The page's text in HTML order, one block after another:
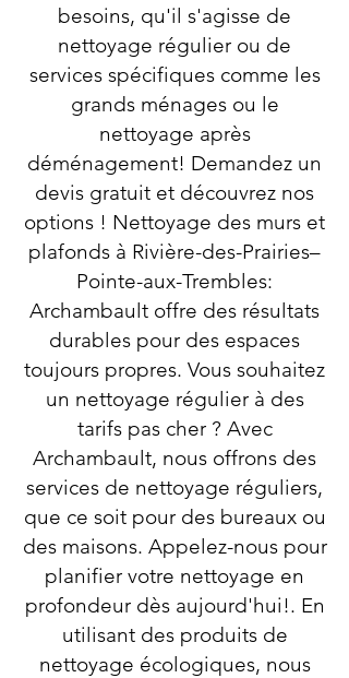
besoins, qu'il s'agisse de
nettoyage régulier ou de
services spécifiques comme les
grands ménages ou le
nettoyage après
déménagement! Demandez un
devis gratuit et découvrez nos
options ! Nettoyage des murs et
plafonds à Rivière-des-Prairies–
Pointe-aux-Trembles:
Archambault offre des résultats
durables pour des espaces
toujours propres. Vous souhaitez
un nettoyage régulier à des
tarifs pas cher ? Avec
Archambault, nous offrons des
services de nettoyage réguliers,
que ce soit pour des bureaux ou
des maisons. Appelez-nous pour
planifier votre nettoyage en
profondeur dès aujourd'hui!. En
utilisant des produits de
nettoyage écologiques, nous